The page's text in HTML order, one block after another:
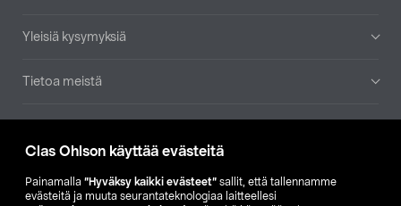
Clas Ohlson käyttää evästeitä
Painamalla ”Hyväksy kaikki evästeet” sallit, että tallennamme
evästeitä ja muuta seurantateknologiaa laitteellesi
Yleisiä kysymyksiä
Tietoa meistä